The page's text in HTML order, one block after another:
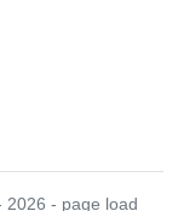
2026 - page load